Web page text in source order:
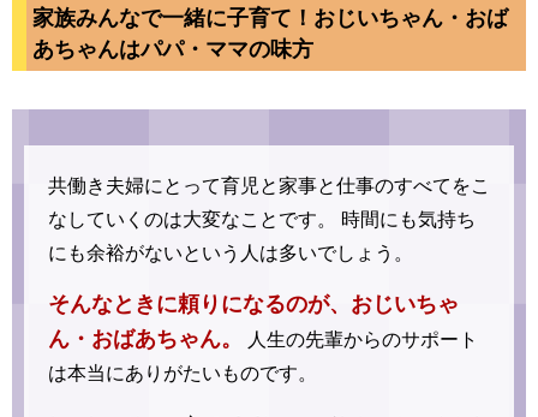
家族みんなで一緒に子育て！おじいちゃん・おば
あちゃんはパパ・ママの味方
共働き夫婦にとって育児と家事と仕事のすべてをこ
なしていくのは大変なことです。
時間にも気持ち
にも余裕がないという人は多いでしょう。
そんなときに頼りになるのが、おじいちゃ
ん・おばあちゃん。
人生の先輩からのサポート
は本当にありがたいものです。